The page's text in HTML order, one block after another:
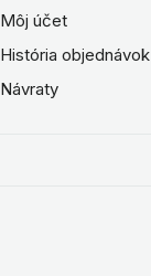
Môj účet
História objednávok
Návraty